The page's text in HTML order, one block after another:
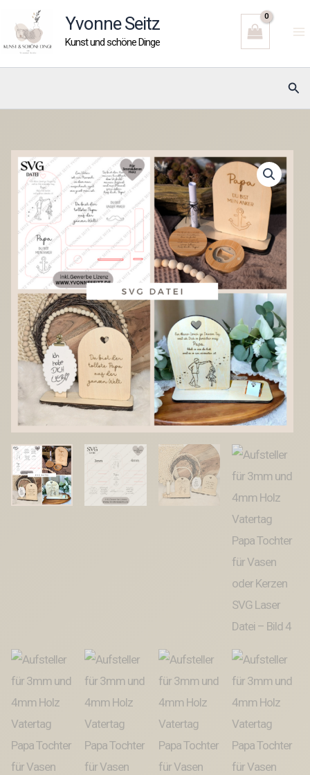
Inhalt
springen
Yvonne Seitz
Kunst und schöne Dinge